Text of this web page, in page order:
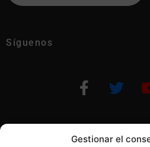
Gestionar el
Síguenos